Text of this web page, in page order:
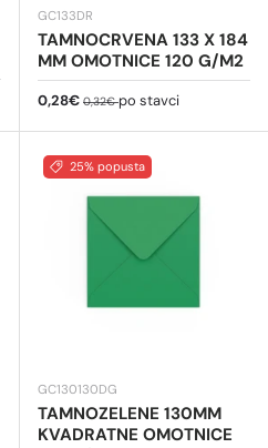
GC133DR
TAMNOCRVENA 133 X 184
MM OMOTNICE 120 G/M2
Cijena na sniženju
0,28€ Redovna cijena
0,32€po stavci
25% popusta
GC130130DG
TAMNOZELENE 130MM
KVADRATNE OMOTNICE